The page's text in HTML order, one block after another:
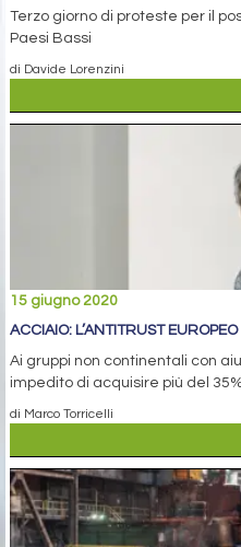
Terzo giorno di proteste per il
Paesi Bassi
di Davide Lorenzini
15 giugno 2020
ACCIAIO: L’ANTITRUST
Ai gruppi non continentali con
impedito di acquisire più del
di Marco Torricelli